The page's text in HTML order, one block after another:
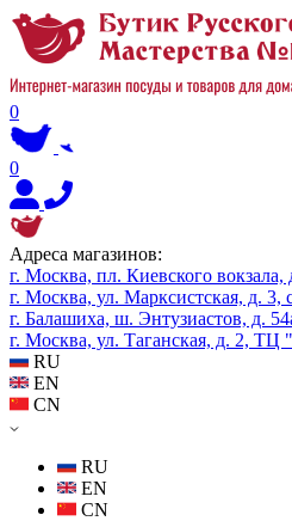
0
0
Адреса магазинов:
г. Москва, пл. Киевского
г. Москва, ул. Марксистская, д. 3,
г. Балашиха, ш. Энтузиастов, д.
г. Москва, ул. Таганская, д. 2, ТЦ
RU
EN
CN
RU
EN
CN